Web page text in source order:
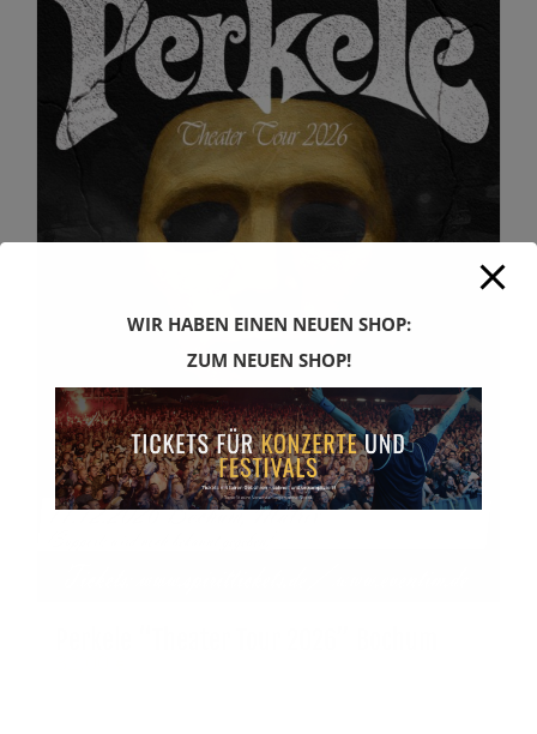
WIR HABEN EINEN NEUEN SHOP:
ZUM NEUEN SHOP!